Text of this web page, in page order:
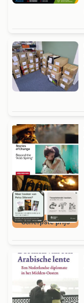
Scherpste prijs